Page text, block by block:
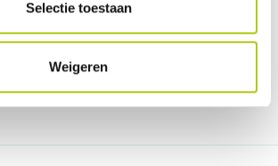
Selectie toestaan
Weigeren
elegance n'ont pas d'avis